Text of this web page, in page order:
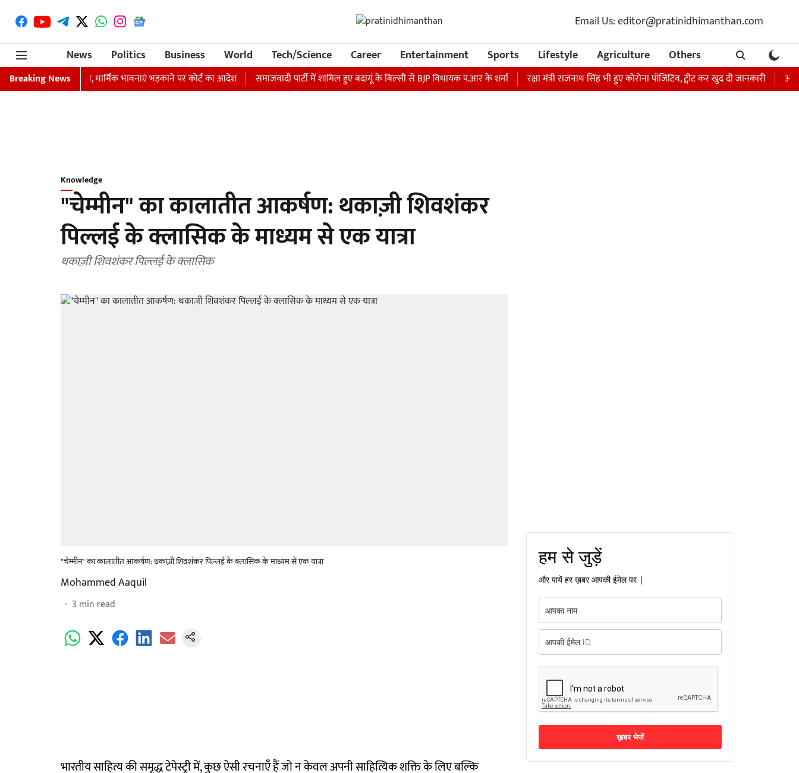
Email Us: editor@pratinidhimanthan.com
News
Politics Business World Tech/Science Career Entertainment Sports Lifestyle Agriculture Others
Breaking News
का वारंट जारी, धार्मिक भावनाएं भड़काने पर कोर्ट का आदेश समाजवादी पार्टी में शामिल हुए बदायूं के बिल्सी से BJP विधायक प.आर के शर्मा रक्षा मंत्री राजनाथ सिंह भी हुए कोरोना पॉजिटिव, ट्वीट कर खुद दी जानकारी अभिनेता
Knowledge
"चेम्मीन" का कालातीत आकर्षण: थकाज़ी शिवशंकर
पिल्लई के क्लासिक के माध्यम से एक यात्रा
थकाज़ी शिवशंकर पिल्लई के क्लासिक
"चेम्मीन" का कालातीत आकर्षण: थकाज़ी शिवशंकर पिल्लई के क्लासिक के माध्यम से एक यात्रा
Mohammed Aaquil
3 min read
भारतीय साहित्य की समृद्ध टेपेस्ट्री में, कुछ ऐसी रचनाएँ हैं जो न केवल अपनी साहित्यिक शक्ति के लिए बल्कि
हम से जुड़ें
और पायें हर ख़बर आपकी ईमेल पर |
ख़बर भेजें